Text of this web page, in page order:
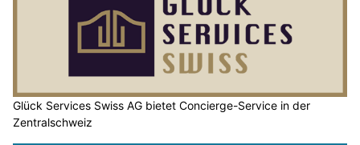
Glück Services Swiss AG bietet Concierge-Service in der
Zentralschweiz